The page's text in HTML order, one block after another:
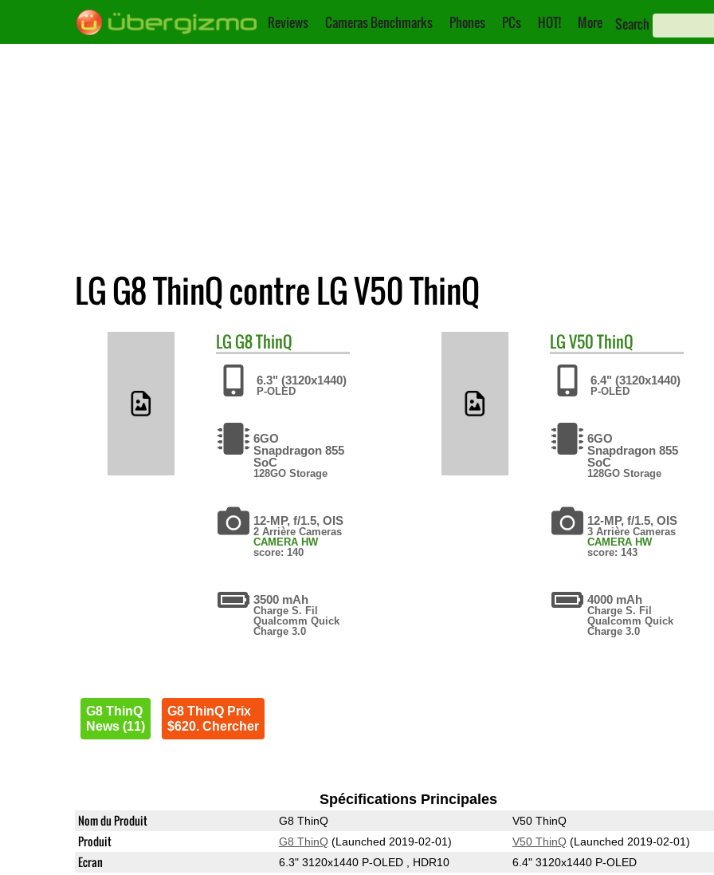
Reviews Cameras Benchmarks Phones PCs HOT! More Search
LG G8 ThinQ contre LG V50 ThinQ
LG G8 ThinQ
6.3" (3120x1440)
P-OLED
6GO
Snapdragon 855
SoC
128GO Storage
12-MP, f/1.5, OIS
2 Arrière Cameras
CAMERA HW
score: 140
3500 mAh
Charge S. Fil
Qualcomm Quick
Charge 3.0
G8 ThinQ
News (11)
G8 ThinQ Prix
$620. Chercher
LGV50 ThinQ
6.4" (3120x1440)
P-OLED
6GO
Snapdragon 855
SoC
128GO Storage
12-MP, f/1.5, OIS
3 Arrière Cameras
CAMERA HW
score: 143
4000 mAh
Charge S. Fil
Qualcomm Quick
Charge 3.0
Spécifications Principales
Nom du Produit G8 ThinQ V50 ThinQ
Produit G8 ThinQ(Launched 2019-02-01) V50 ThinQ(Launched 2019-02-01)
Ecran 6.3" 3120x1440 P-OLED , HDR10 6.4" 3120x1440 P-OLED